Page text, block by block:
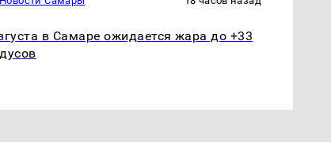
в Самаре ожидается жара до +33